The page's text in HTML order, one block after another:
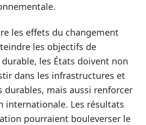
les effets du changement
les objectifs de
les États doivent non
dans les infrastructures et
durables, mais aussi renforcer
internationale. Les résultats
pourraient bouleverser le